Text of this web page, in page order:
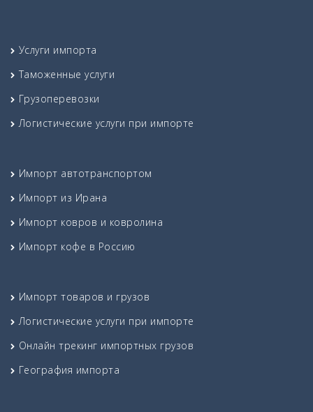
Услуги импорта
Таможенные услуги
Грузоперевозки
Логистические услуги при импорте
Импорт автотранспортом
Импорт из Ирана
Импорт ковров и ковролина
Импорт кофе в Россию
Импорт товаров и грузов
Логистические услуги при импорте
Онлайн трекинг импортных грузов
География импорта